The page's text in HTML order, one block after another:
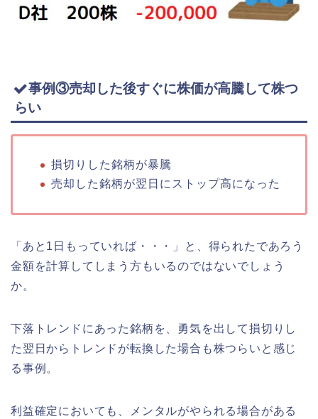
事例③売却した後すぐに株価が高騰して株つ
らい
損切りした銘柄が暴騰
売却した銘柄が翌日にストップ高になった
「あと1日もっていれば・・・」と、得られたであろう
金額を計算してしまう方もいるのではないでしょう
か。
下落トレンドにあった銘柄を、勇気を出して損切りし
た翌日からトレンドが転換した場合も株つらいと感じ
る事例。
利益確定においても、メンタルがやられる場合がある